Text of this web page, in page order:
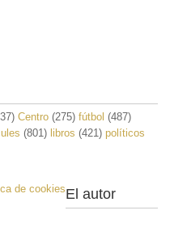
Centro (275) fútbol (487)
(801) libros (421) políticos
de cookiesEl autor